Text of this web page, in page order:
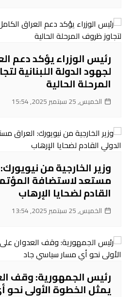
رئيس الوزراء يؤكد دعم
لجهود الدولة اللبنانية
المرحلة الحالية
الخميس, 25 سبتمبر 2025, 15:54
وزير الخارجية من
مستعد لاستضافة
القادم لضحايا الإرهاب
الخميس, 25 سبتمبر 2025, 13:54
رئيس الجمهورية: وقف
يمثل الخطوة الأولى نحو